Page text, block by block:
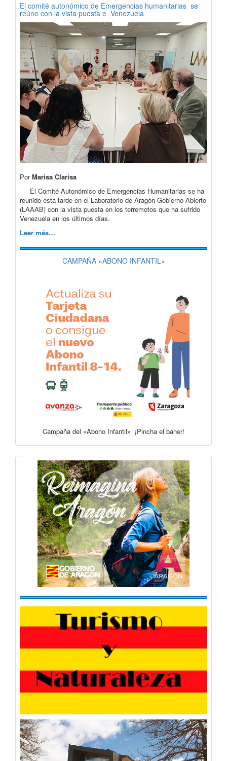
El comité autonómico de Emergencias humanitarias se
reúne con la vista puesta e Venezuela
PorMarisa Clarisa
El Comité Autonómico de Emergencias Humanitarias se ha
reunido esta tarde en el Laboratorio de Aragón Gobierno Abierto
(LAAAB) con la vista puesta en los terremotos que ha sufrido
Venezuela en los últimos días.
Leer más…
CAMPAÑA «ABONO INFANTIL»
Campaña del «Abono Infantil» ¡Pincha el baner!